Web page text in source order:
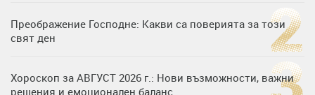
Преображение Господне: Какви са поверията за този
свят ден
Хороскоп за АВГУСТ 2026 г.: Нови възможности, важни
решения и емоционален баланс